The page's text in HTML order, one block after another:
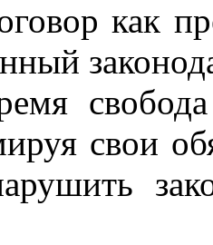
как
свобода
свои